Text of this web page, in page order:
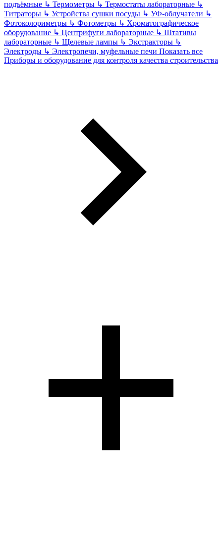
подъёмные ↳ Термометры ↳ Термостаты лабораторные ↳
Титраторы ↳ Устройства сушки посуды ↳ УФ-облучатели ↳
Фотоколориметры ↳ Фотометры ↳ Хроматографическое
оборудование ↳ Центрифуги лабораторные ↳ Штативы
лабораторные ↳ Щелевые лампы ↳ Экстракторы ↳
Электроды ↳ Электропечи, муфельные печи Показать все
Приборы и оборудование для контроля качества строительства